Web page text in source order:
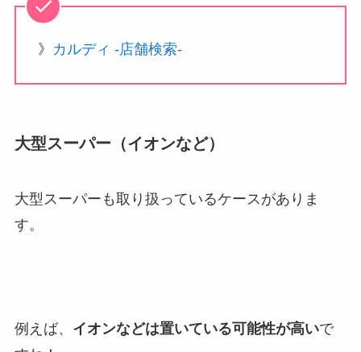
》 カルディ -店舗検索-
大型スーパー（イオンなど）
大型スーパーも取り扱っているケースがありま
す。
例えば、 イオンなどは置いている可能性が高いで